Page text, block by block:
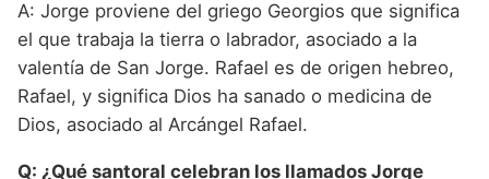
A: Jorge proviene del griego Georgios que significa
el que trabaja la tierra o labrador, asociado a la
valentía de San Jorge. Rafael es de origen hebreo,
Rafael, y significa Dios ha sanado o medicina de
Dios, asociado al Arcángel Rafael.
Q: ¿Qué santoral celebran los llamados Jorge